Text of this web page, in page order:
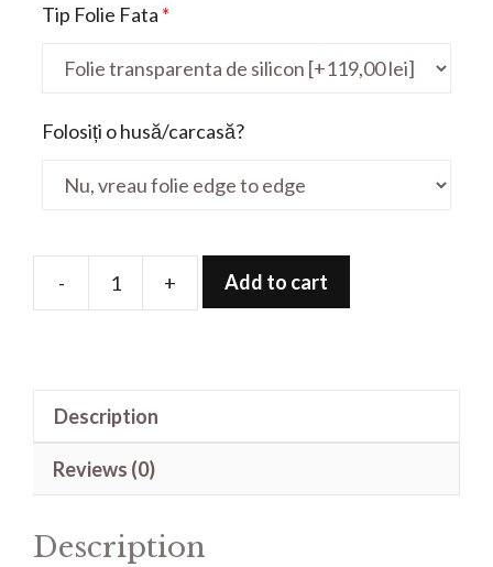
Tip Folie Fata *
Folosiți o husă/carcasă?
-
Folie
+ Add to cart
Description
Reviews (0)
Description